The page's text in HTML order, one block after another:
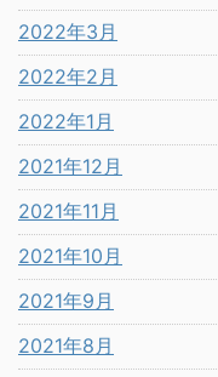
2022年3月
2022年2月
2022年1月
2021年12月
2021年11月
2021年10月
2021年9月
2021年8月